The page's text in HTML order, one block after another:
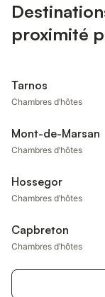
proximité
Tarnos
Chambres d’hôtes
Mont-de-Marsan
Chambres d’hôtes
Hossegor
Chambres d’hôtes
Capbreton
Chambres d’hôtes